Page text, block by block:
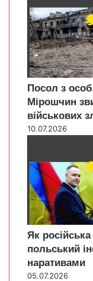
Посол з
Мірошчин
військових
10.07.2026
Як
польський
наративами
05.07.2026